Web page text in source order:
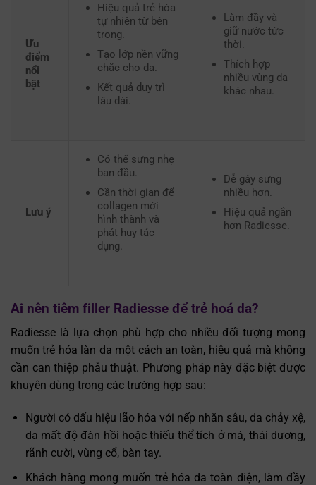
Ưu
điểm
nổi
bật
Hiệu quả trẻ hóa
tự nhiên từ bên
trong.
Tạo lớp nền vững
chắc cho da.
Kết quả duy trì
lâu dài.
Làm đầy và
giữ nước tức
thời.
Thích hợp
nhiều vùng da
khác nhau.
Lưu ý
Có thể sưng nhẹ
ban đầu.
Cần thời gian để
collagen mới
hình thành và
phát huy tác
dụng.
Dễ gây sưng
nhiều hơn.
Hiệu quả ngắn
hơn Radiesse.
Ai nên tiêm filler Radiesse để trẻ hoá da?
Radiesse là lựa chọn phù hợp cho nhiều đối tượng mong
muốn trẻ hóa làn da một cách an toàn, hiệu quả mà không
cần can thiệp phẫu thuật. Phương pháp này đặc biệt được
khuyên dùng trong các trường hợp sau:
Người có dấu hiệu lão hóa với nếp nhăn sâu, da chảy xệ,
da mất độ đàn hồi hoặc thiếu thể tích ở má, thái dương,
rãnh cười, vùng cổ, bàn tay.
Khách hàng mong muốn trẻ hóa da toàn diện, làm đầy